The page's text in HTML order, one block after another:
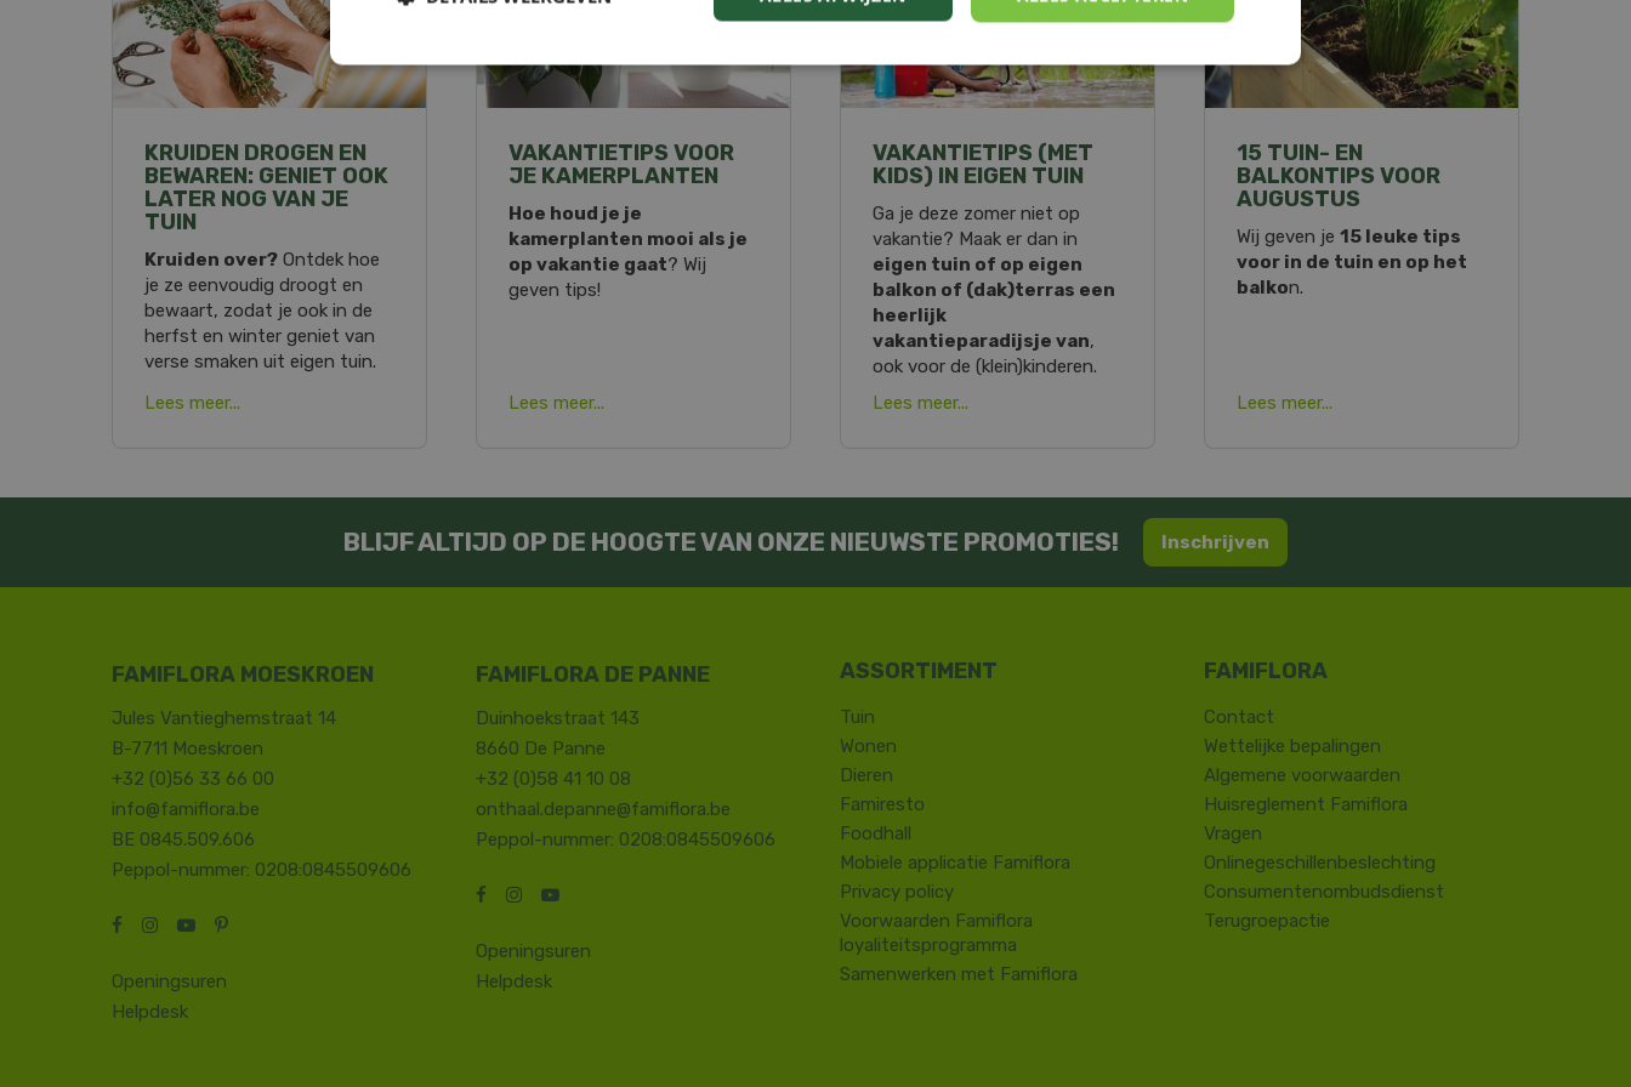
KRUIDEN DROGEN EN
BEWAREN: GENIET OOK
LATER NOG VAN JE
TUIN
Kruiden over? Ontdek hoe
je ze eenvoudig droogt en
bewaart, zodat je ook in de
herfst en winter geniet van
verse smaken uit eigen tuin.
Lees meer...
VAKANTIETIPS VOOR
JE KAMERPLANTEN
Hoe houd je je
kamerplanten mooi als je
op vakantie gaat? Wij
geven tips!
Lees meer...
VAKANTIETIPS (MET
KIDS) IN EIGEN TUIN
Ga je deze zomer niet op
vakantie? Maak er dan in
eigen tuin of op eigen
balkon of (dak)terras een
heerlijk
vakantieparadijsje van,
ook voor de (klein)kinderen.
Lees meer...
15 TUIN- EN
BALKONTIPS VOOR
AUGUSTUS
Wij geven je15 leuke tips
voor in de tuin en op het
balkon.
Lees meer...
BLIJF ALTIJD OP DE HOOGTE VAN ONZE NIEUWSTE PROMOTIES! Inschrijven
FAMIFLORA MOESKROEN
Jules Vantieghemstraat 14
B-7711 Moeskroen
+32 (0)56 33 66 00
info@famiflora.be
BE 0845.509.606
Peppol-nummer: 0208:0845509606
Openingsuren
Helpdesk
FAMIFLORA DE PANNE
Duinhoekstraat 143
8660 De Panne
+32 (0)58 41 10 08
onthaal.depanne@famiflora.be
Peppol-nummer: 0208:0845509606
Openingsuren
Helpdesk
Tuin
Wonen
Dieren
Famiresto
Foodhall
Mobiele applicatie Famiflora
Privacy policy
Voorwaarden Famiflora
loyaliteitsprogramma
Samenwerken met Famiflora
Contact
​Wettelijke bepalingen
Algemene voorwaarden
Huisreglement Famiflora
Vragen
Onlinegeschillenbeslechting
Consumentenombudsdienst
Terugroepactie